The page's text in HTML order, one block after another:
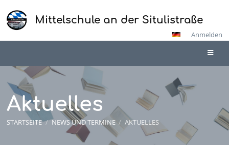
Mittelschule an der Situlistraße
Anmelden
Aktuelles
STARTSEITE / NEWS UND TERMINE / AKTUELLES